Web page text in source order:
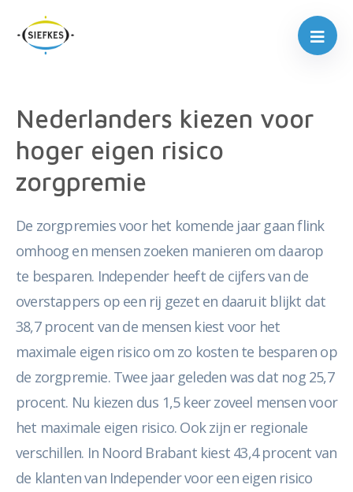
Nederlanders kiezen voor
hoger eigen risico
zorgpremie
De zorgpremies voor het komende jaar gaan flink
omhoog en mensen zoeken manieren om daarop
te besparen. Independer heeft de cijfers van de
overstappers op een rij gezet en daaruit blijkt dat
38,7 procent van de mensen kiest voor het
maximale eigen risico om zo kosten te besparen op
de zorgpremie. Twee jaar geleden was dat nog 25,7
procent. Nu kiezen dus 1,5 keer zoveel mensen voor
het maximale eigen risico. Ook zijn er regionale
verschillen. In Noord Brabant kiest 43,4 procent van
de klanten van Independer voor een eigen risico